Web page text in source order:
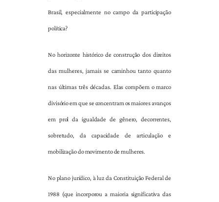
Brasil, especialmente no campo da participação
política?
No horizonte histórico de construção dos direitos
das mulheres, jamais se caminhou tanto quanto
nas últimas três décadas. Elas compõem o marco
divisório em que se concentram os maiores avanços
em prol da igualdade de gênero, decorrentes,
sobretudo, da capacidade de articulação e
mobilização do movimento de mulheres.
No plano jurídico, à luz da Constituição Federal de
1988 (que incorporou a maioria significativa das